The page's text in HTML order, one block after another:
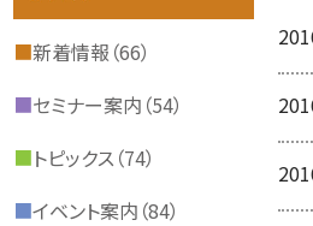
■新着情報（66）
■セミナー案内（54）
■トピックス（74）
■イベント案内（84）